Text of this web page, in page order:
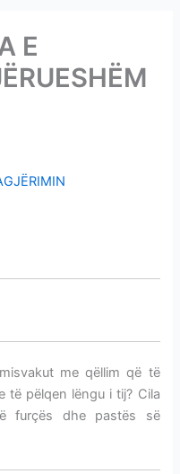
E
me qëllim që të
të pëlqen lëngu i tij? Cila
furçës dhe pastës së